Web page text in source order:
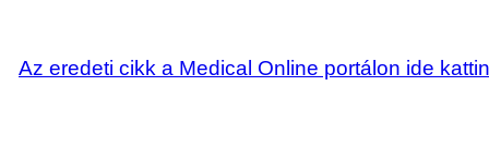
Az eredeti cikk a Medical Online portálon ide